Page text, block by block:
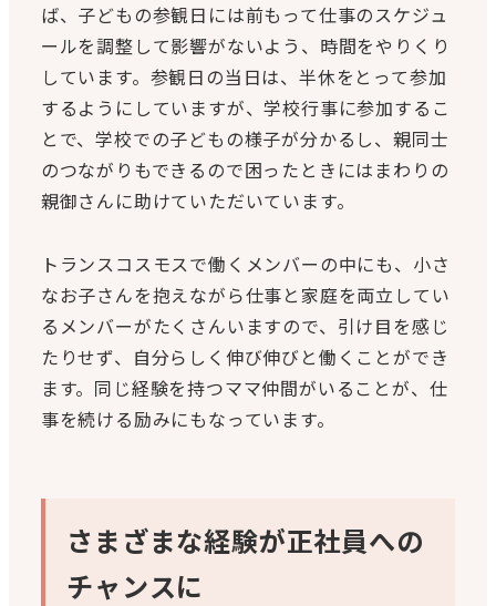
ば、子どもの参観日には前もって仕事のスケジュ
ールを調整して影響がないよう、時間をやりくり
しています。参観日の当日は、半休をとって参加
するようにしていますが、学校行事に参加するこ
とで、学校での子どもの様子が分かるし、親同士
のつながりもできるので困ったときにはまわりの
親御さんに助けていただいています。
トランスコスモスで働くメンバーの中にも、小さ
なお子さんを抱えながら仕事と家庭を両立してい
るメンバーがたくさんいますので、引け目を感じ
たりせず、自分らしく伸び伸びと働くことができ
ます。同じ経験を持つママ仲間がいることが、仕
事を続ける励みにもなっています。
さまざまな経験が正社員への
チャンスに